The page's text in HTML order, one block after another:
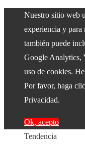
Nuestro sitio web
experiencia y
también puede
Google Analytics,
uso de cookies.
Por favor, haga
Privacidad.
Ok, acepto
Tendencia